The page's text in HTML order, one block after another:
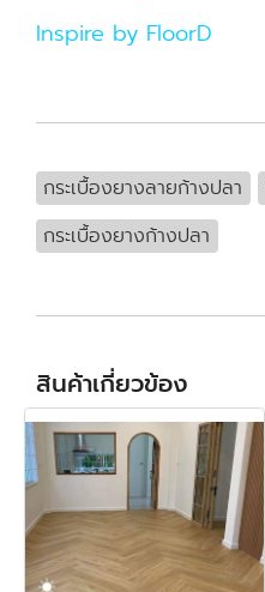
Inspire by FloorD
กระเบื้องยางลายก้างปลา
กระเบื้องยางก้างปลา
สินค้าเกี่ยวข้อง